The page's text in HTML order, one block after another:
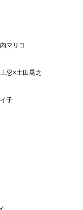
マリコ
忍×土田晃之
子